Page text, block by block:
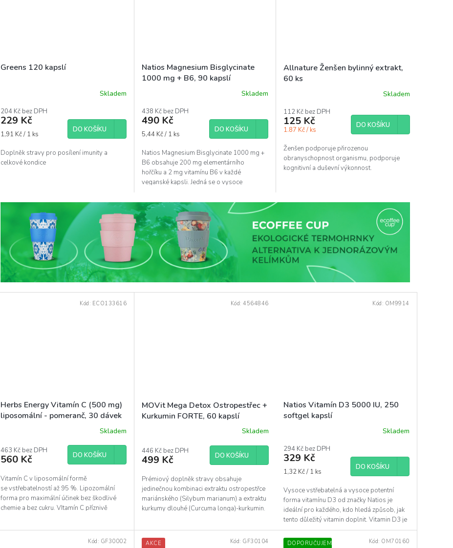
Greens 120 kapslí
produktu
je
5,0
5
hvězdiček.
Skladem
204 Kč bez DPH
229 Kč
Měrná
1,91 Kč / 1 ks
DO KOŠÍKU
Doplněk stravy pro posílení imunity a
celkové kondice
Natios Magnesium Bisglycinate
1000 mg + B6, 90 kapslí
Skladem
438 Kč bez DPH
490 Kč
Měrná
5,44 Kč / 1 ks
DO KOŠÍKU
Natios Magnesium Bisglycinate 1000 mg +
B6 obsahuje 200 mg elementárního
hořčíku a 2 mg vitamínu B6 v každé
veganské kapsli. Jedná se o vysoce
Allnature Ženšen bylinný extrakt,
60 ks
Skladem
112 Kč bez DPH
125 Kč
1.87 Kč / ks
DO KOŠÍKU
Ženšen podporuje přirozenou
obranyschopnost organismu, podporuje
kognitivní a duševní výkonnost.
Herbs Energy Vitamín C (500 mg)
liposomální - pomeranč, 30 dávek
Skladem
463 Kč bez DPH
560 Kč DO KOŠÍKU
Vitamín C v liposomální formě
se vstřebatelností až 95 %. Lipozomální
forma pro maximální účinek bez škodlivé
chemie a bez cukru. VItamín C příznivě
Kód: ECO133616
MOVit Mega Detox Ostropestřec +
Kurkumin FORTE, 60 kapslí
produktu
je
z
5
hvězdiček.
Skladem
446 Kč bez DPH
499 Kč DO KOŠÍKU
Prémiový doplněk stravy obsahuje
jedinečnou kombinaci extraktu ostropestřce
mariánského (Silybum marianum) a extraktu
kurkumy dlouhé (Curcuma longa)-kurkumin.
Kód:4564846
Natios Vitamín D3 5000 IU, 250
softgel kapslí
produktu
je
5,0
5
hvězdiček.
Skladem
294 Kč bez DPH
329 Kč
Měrná
1,32 Kč / 1 ks
DO KOŠÍKU
Vysoce vstřebatelná a vysoce potentní
forma vitamínu D3 od značky Natios je
ideální pro každého, kdo hledá způsob, jak
tento důležitý vitamin doplnit. Vitamin D3 je
obsažen v...
Kód: OM9914
Kód: GF30002
AKCE
Kód: GF30104 DOPORUČUJEME Kód: OM70160